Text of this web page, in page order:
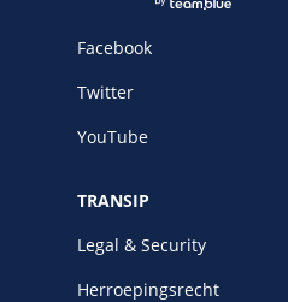
Facebook
Twitter
YouTube
TRANSIP
Legal & Security
Herroepingsrecht